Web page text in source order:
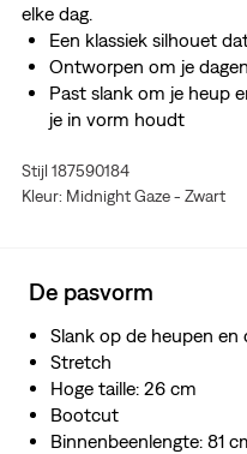
elke dag.
Een klassiek silhouet
Ontworpen om je
Past slank om je heup
je in vorm houdt
jeans die je ogen doet
Stretch. Dankzij de
Kleur die blijft. Dit
technologie, wat
wasbeurten behoudt.
Stijl 187590184
Kleur: Midnight Gaze - Zwart
De pasvorm
Slank op de heupen en
Stretch
Hoge taille: 26 cm
Bootcut
Binnenbeenlengte: 81